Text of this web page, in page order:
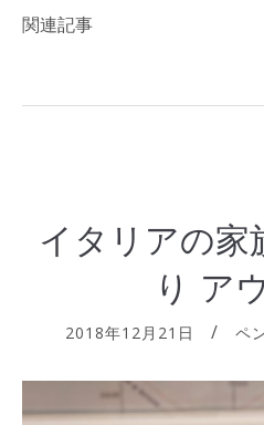
関連記事
イタリアの家
り ア
2018年12月21日 ペ